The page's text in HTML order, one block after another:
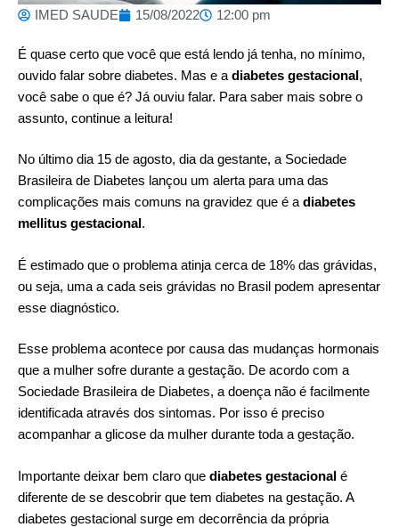
IMED SAUDE 15/08/2022 12:00 pm
É quase certo que você que está lendo já tenha, no mínimo,
ouvido falar sobre diabetes. Mas e a diabetes gestacional,
você sabe o que é? Já ouviu falar. Para saber mais sobre o
assunto, continue a leitura!
No último dia 15 de agosto, dia da gestante, a Sociedade
Brasileira de Diabetes lançou um alerta para uma das
complicações mais comuns na gravidez que é adiabetes
mellitus gestacional .
É estimado que o problema atinja cerca de 18% das grávidas,
ou seja, uma a cada seis grávidas no Brasil podem apresentar
esse diagnóstico.
Esse problema acontece por causa das mudanças hormonais
que a mulher sofre durante a gestação. De acordo com a
Sociedade Brasileira de Diabetes, a doença não é facilmente
identificada através dos sintomas. Por isso é preciso
acompanhar a glicose da mulher durante toda a gestação.
Importante deixar bem claro que diabetes gestacional é
diferente de se descobrir que tem diabetes na gestação. A
diabetes gestacional surge em decorrência da própria